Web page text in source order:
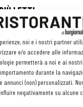
noi e i nostri partner
e/o accedere alle
permetterà a noi e ai
durante la
annunci (non) personalizzati.
negativamente su alcune
LETTI
per la ristorazione:
i professionisti HoReCa
indirizzi da Nord a Sud
se si è in vacanza)
e le associazioni del
dell’Antitrust